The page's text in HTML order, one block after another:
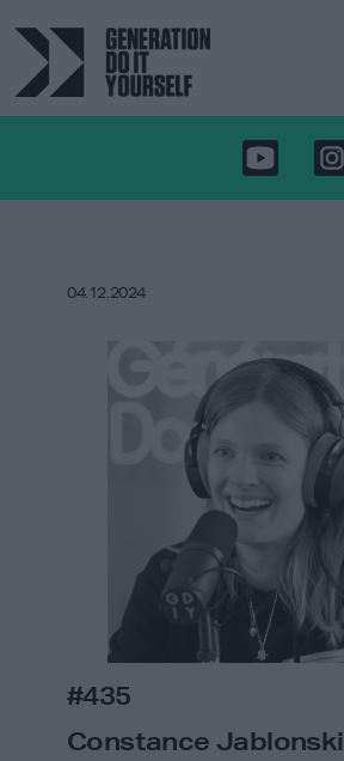
04.12.2024
#435
Constance Jablonski